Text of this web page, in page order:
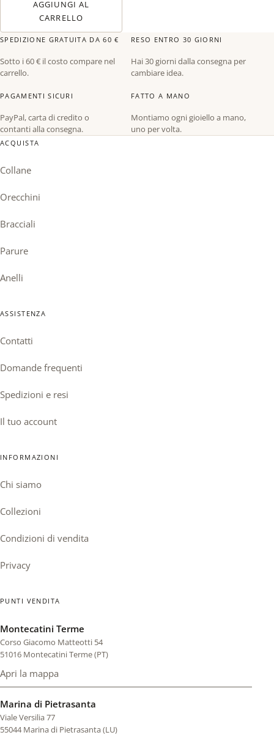
AGGIUNGI AL
CARRELLO
SPEDIZIONE GRATUITA DA 60 €
Sotto i 60 € il costo compare nel
carrello.
RESO ENTRO 30 GIORNI
Hai 30 giorni dalla consegna per
cambiare idea.
PAGAMENTI SICURI
PayPal, carta di credito o
contanti alla consegna.
FATTO A MANO
Montiamo ogni gioiello a mano,
uno per volta.
ACQUISTA
Collane
Orecchini
Bracciali
Parure
Anelli
ASSISTENZA
Contatti
Domande frequenti
Spedizioni e resi
Il tuo account
INFORMAZIONI
Chi siamo
Collezioni
Condizioni di vendita
Privacy
PUNTI VENDITA
Montecatini Terme
Corso Giacomo Matteotti 54
51016 Montecatini Terme (PT)
Apri la mappa
di Montecatini Terme (si apre in una scheda nuova)
Marina di Pietrasanta
Viale Versilia 77
55044 Marina di Pietrasanta (LU)